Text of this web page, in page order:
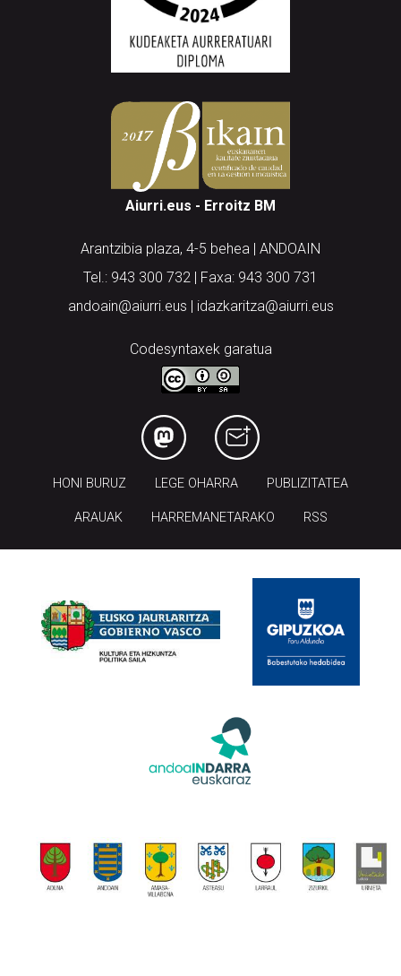
Aiurri.eus - Erroitz BM
Arantzibia plaza, 4-5 behea | ANDOAIN
Tel.: 943 300 732 | Faxa: 943 300 731
andoain@aiurri.eus | idazkaritza@aiurri.eus
Codesyntaxek garatua
HONI BURUZ LEGE OHARRA PUBLIZITATEA
ARAUAK HARREMANETARAKO RSS